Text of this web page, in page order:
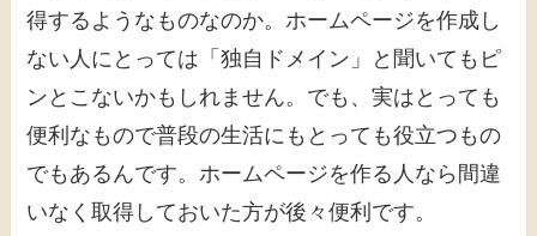
得するようなものなのか。ホームページを作成し
ない人にとっては「独自ドメイン」と聞いてもピ
ンとこないかもしれません。でも、実はとっても
便利なもので普段の生活にもとっても役立つもの
でもあるんです。ホームページを作る人なら間違
いなく取得しておいた方が後々便利です。